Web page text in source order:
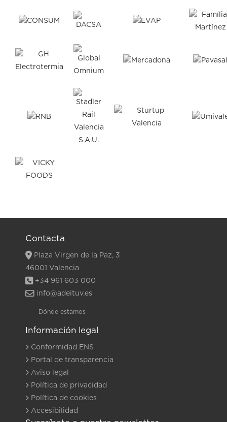
Contacta
Plaza Virgen de la Paz, 3
46001 Valencia
+34 961 603 000
info@adeituv.es
Dónde estamos
Información legal
Conformidad ENS
Portal de transparencia
Aviso legal
Política de privacidad
Política de cookies
Accesibilidad